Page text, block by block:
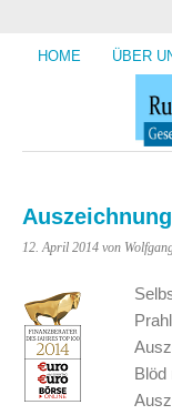
HOME ÜBER
12. April 2014 von
Blöd